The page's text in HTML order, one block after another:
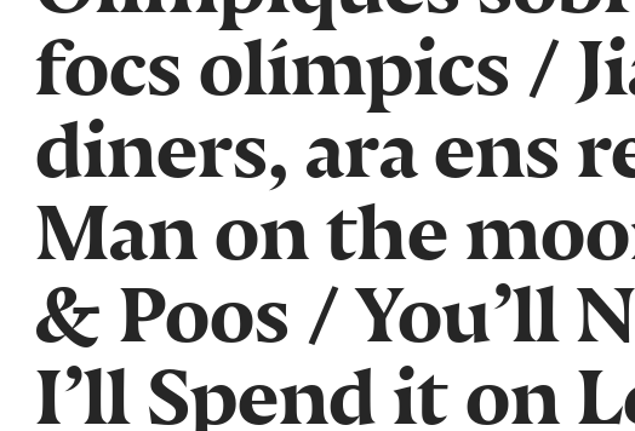
focs olímpics /
diners, ara ens
Man on the
& Poos /You’ll
I’ll Spend it on